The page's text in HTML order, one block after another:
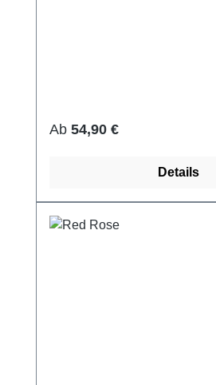
Regulärer Preis:
Ab 54,90 €
Details